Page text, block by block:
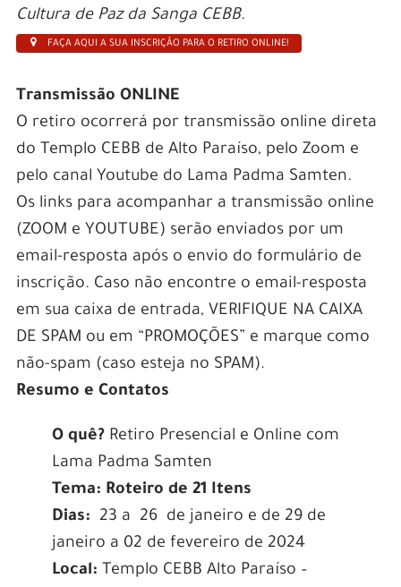
Cultura de Paz da Sanga CEBB.
FAÇA AQUI A SUA INSCRIÇÃO PARA O RETIRO ONLINE!
Transmissão ONLINE
O retiro ocorrerá por transmissão online direta
do Templo CEBB de Alto Paraíso, pelo Zoom e
pelo canal Youtube do Lama Padma Samten.
Os links para acompanhar a transmissão online
(ZOOM e YOUTUBE) serão enviados por um
email-resposta após o envio do formulário de
inscrição. Caso não encontre o email-resposta
em sua caixa de entrada, VERIFIQUE NA CAIXA
DE SPAM ou em “PROMOÇÕES” e marque como
não-spam (caso esteja no SPAM).
Resumo e Contatos
O quê?Retiro Presencial e Online com
Lama Padma Samten
Tema: Roteiro de 21 Itens
Dias: 23 a 26 de janeiro e de 29 de
janeiro a 02 de fevereiro de 2024
Local: Templo CEBB Alto Paraíso –